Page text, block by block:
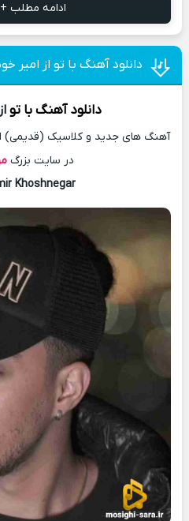
ادامه مطلب +
دانلود آهنگ با تو از امیر
دانلود آهنگ با تو
آهنگ های جدید و کلاسیک (قدیمی)
در سایت بزرگ
Khoshnegar